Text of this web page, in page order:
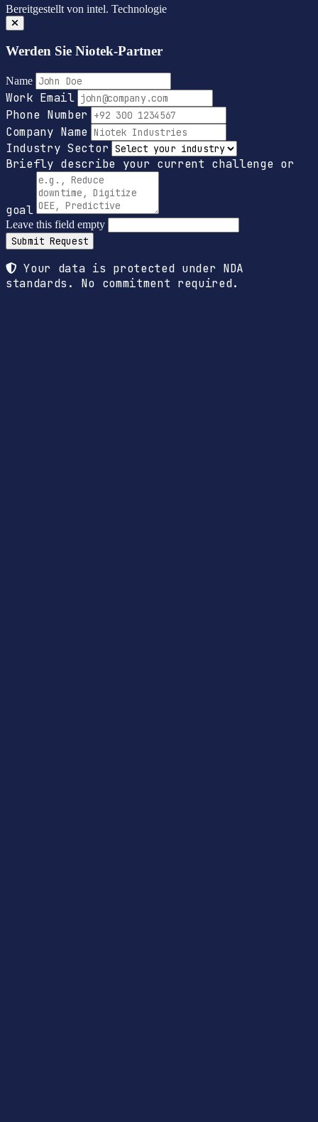
Bereitgestellt von intel. Technologie
Werden Sie Niotek-Partner
Name
Work Email
Phone Number
Company Name
Industry Sector
Briefly describe your current challenge or
goal
Leave this field empty
Submit Request
Your data is protected under NDA
standards. No commitment required.